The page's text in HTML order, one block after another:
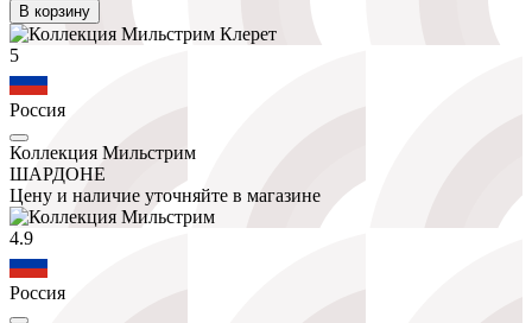
В корзину
5
Россия
Коллекция Мильстрим
ШАРДОНЕ
Цену и наличие уточняйте в магазине
4.9
Россия